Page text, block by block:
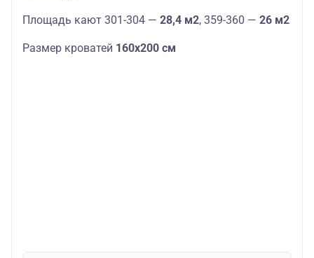
Площадь кают 301-304 — 28,4 м2, 359-360 — 26 м2
Размер кроватей 160х200 см